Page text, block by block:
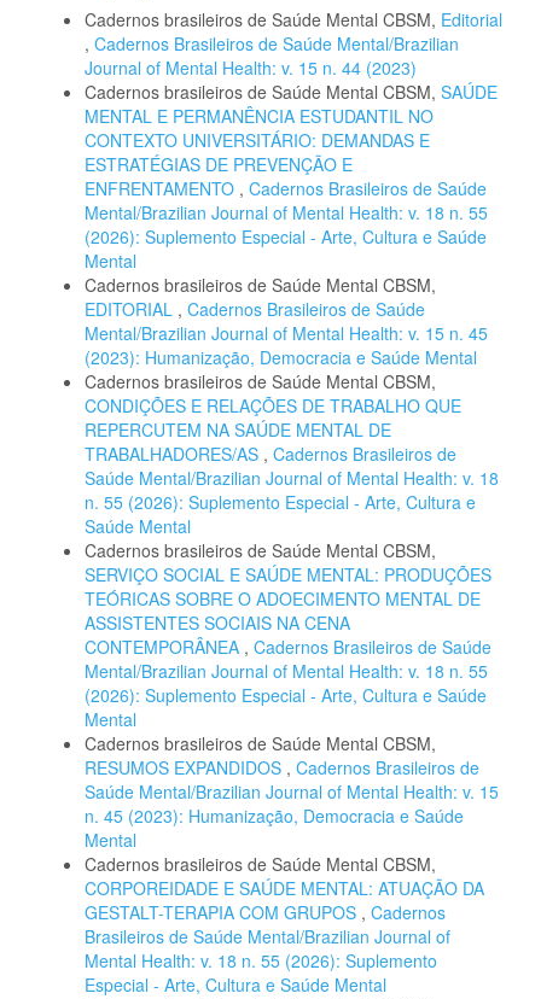
Cadernos brasileiros de Saúde Mental CBSM, Editorial
, Cadernos Brasileiros de Saúde Mental/Brazilian
Journal of Mental Health: v. 15 n. 44 (2023)
Cadernos brasileiros de Saúde Mental CBSM, SAÚDE
MENTAL E PERMANÊNCIA ESTUDANTIL NO
CONTEXTO UNIVERSITÁRIO: DEMANDAS E
ESTRATÉGIAS DE PREVENÇÃO E
ENFRENTAMENTO , Cadernos Brasileiros de Saúde
Mental/Brazilian Journal of Mental Health: v. 18 n. 55
(2026): Suplemento Especial - Arte, Cultura e Saúde
Mental
Cadernos brasileiros de Saúde Mental CBSM,
EDITORIAL , Cadernos Brasileiros de Saúde
Mental/Brazilian Journal of Mental Health: v. 15 n. 45
(2023): Humanização, Democracia e Saúde Mental
Cadernos brasileiros de Saúde Mental CBSM,
CONDIÇÕES E RELAÇÕES DE TRABALHO QUE
REPERCUTEM NA SAÚDE MENTAL DE
TRABALHADORES/AS , Cadernos Brasileiros de
Saúde Mental/Brazilian Journal of Mental Health: v. 18
n. 55 (2026): Suplemento Especial - Arte, Cultura e
Saúde Mental
Cadernos brasileiros de Saúde Mental CBSM,
SERVIÇO SOCIAL E SAÚDE MENTAL: PRODUÇÕES
TEÓRICAS SOBRE O ADOECIMENTO MENTAL DE
ASSISTENTES SOCIAIS NA CENA
CONTEMPORÂNEA , Cadernos Brasileiros de Saúde
Mental/Brazilian Journal of Mental Health: v. 18 n. 55
(2026): Suplemento Especial - Arte, Cultura e Saúde
Mental
Cadernos brasileiros de Saúde Mental CBSM,
RESUMOS EXPANDIDOS , Cadernos Brasileiros de
Saúde Mental/Brazilian Journal of Mental Health: v. 15
n. 45 (2023): Humanização, Democracia e Saúde
Mental
Cadernos brasileiros de Saúde Mental CBSM,
CORPOREIDADE E SAÚDE MENTAL: ATUAÇÃO DA
GESTALT-TERAPIA COM GRUPOS , Cadernos
Brasileiros de Saúde Mental/Brazilian Journal of
Mental Health: v. 18 n. 55 (2026): Suplemento
Especial - Arte, Cultura e Saúde Mental